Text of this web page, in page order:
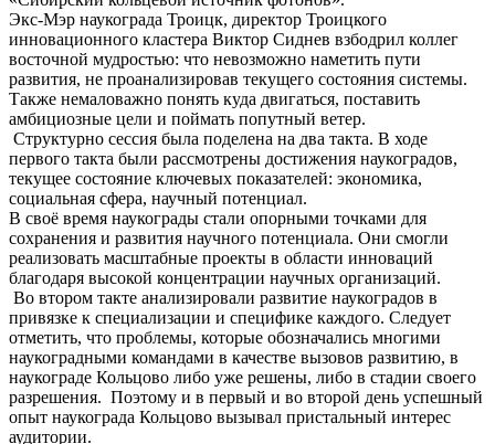
Экс-Мэр наукограда Троицк, директор Троицкого
инновационного кластера Виктор Сиднев взбодрил коллег
восточной мудростью: что невозможно наметить пути
развития, не проанализировав текущего состояния системы.
Также немаловажно понять куда двигаться, поставить
амбициозные цели и поймать попутный ветер.
Структурно сессия была поделена на два такта. В ходе
первого такта были рассмотрены достижения наукоградов,
текущее состояние ключевых показателей: экономика,
социальная сфера, научный потенциал.
В своё время наукограды стали опорными точками для
сохранения и развития научного потенциала. Они смогли
реализовать масштабные проекты в области инноваций
благодаря высокой концентрации научных организаций.
Во втором такте анализировали развитие наукоградов в
привязке к специализации и специфике каждого. Следует
отметить, что проблемы, которые обозначались многими
наукоградными командами в качестве вызовов развитию, в
наукограде Кольцово либо уже решены, либо в стадии своего
разрешения. Поэтому и в первый и во второй день успешный
опыт наукограда Кольцово вызывал пристальный интерес
аудитории.